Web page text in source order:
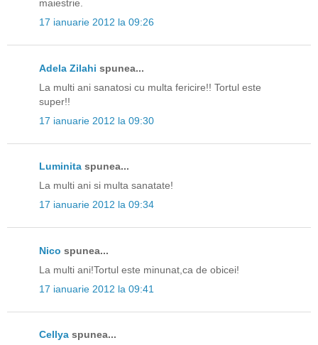
maiestrie.
17 ianuarie 2012 la 09:26
Adela Zilahi spunea...
La multi ani sanatosi cu multa fericire!! Tortul este
super!!
17 ianuarie 2012 la 09:30
Luminita spunea...
La multi ani si multa sanatate!
17 ianuarie 2012 la 09:34
Nico spunea...
La multi ani!Tortul este minunat,ca de obicei!
17 ianuarie 2012 la 09:41
Cellya spunea...